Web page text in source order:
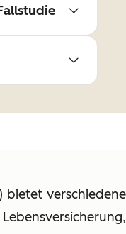
bietet verschiedene